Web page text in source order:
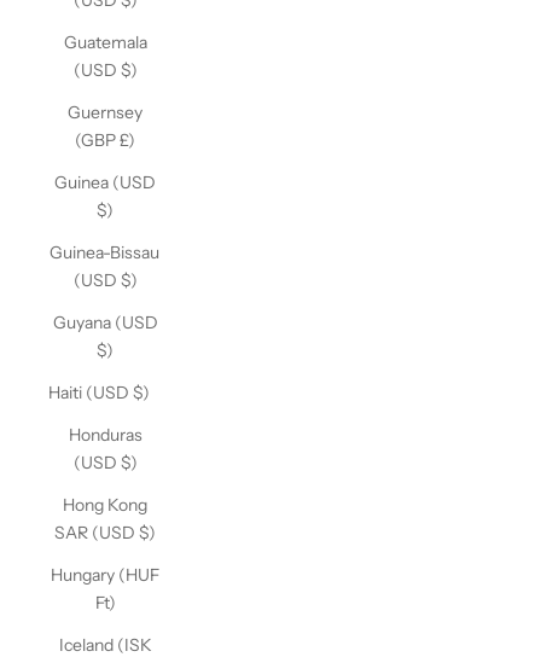
Guatemala
(USD $)
Guernsey
(GBP £)
Guinea (USD
$)
Guinea-Bissau
(USD $)
Guyana (USD
$)
Haiti (USD $)
Honduras
(USD $)
Hong Kong
SAR (USD $)
Hungary (HUF
Ft)
Iceland (ISK